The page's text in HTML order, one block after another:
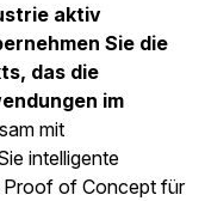
aktiv
Sie die
das die
im
mit
intelligente
Proof of Concept für